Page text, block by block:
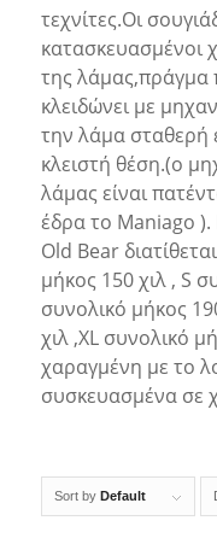
τεχνίτες.Οι
κατασκευασμένοι
της λάμας,πράγμα
κλειδώνει με
την λάμα σταθερή
κλειστή θέση.(ο
λάμας είναι
έδρα το Maniago
Old Bear
μήκος 150 χιλ , S
συνολικό μήκος
χιλ ,XL συνολικό
χαραγμένη με το
συσκευασμένα σε
Sort by Default